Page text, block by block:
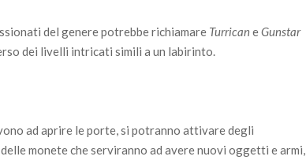
del genere potrebbe richiamare TurricaneGunstar
dei livelli intricati simili a un labirinto.
ad aprire le porte, si potranno attivare degli
monete che serviranno ad avere nuovi oggetti e armi,